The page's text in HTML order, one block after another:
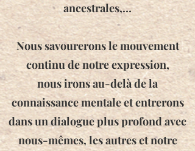
ancestrales,…
Nous savourerons le mouvement
continu de notre expression,
nous irons au-delà de la
connaissance mentale et entrerons
dans un dialogue plus profond avec
nous-mêmes, les autres et notre